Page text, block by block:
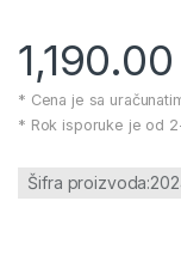
1,190.00
* Cena je sa
* Rok isporuke je od
Šifra